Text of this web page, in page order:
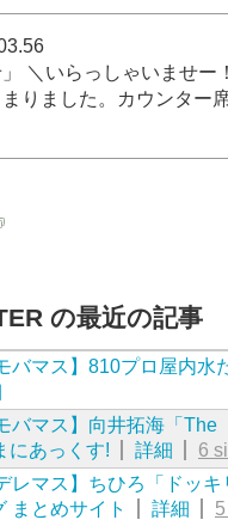
＼いらっしゃいませー
りました。カウンター
の最近の記事
バマス】810プロ屋内水
モバマス】向井拓海「
にあっくす!
詳細
6
レマス】ちひろ「ドッ
まとめサイト
詳細